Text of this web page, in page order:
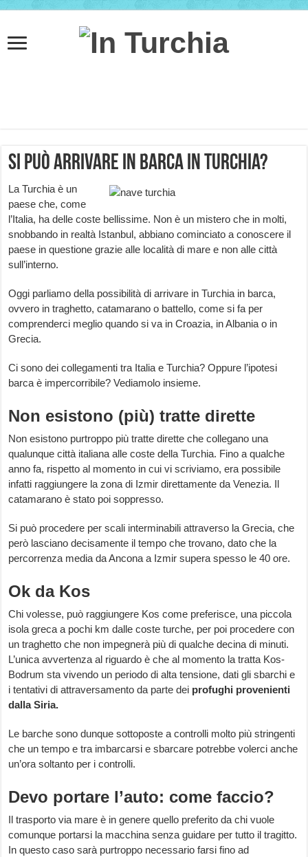
Si può arrivare in barca in Turchia?
La Turchia è un
paese che, come
l’Italia, ha delle coste bellissime. Non è un mistero che in molti,
snobbando in realtà Istanbul, abbiano cominciato a conoscere il
paese in questione grazie alle località di mare e non alle città
sull’interno.
Oggi parliamo della possibilità di arrivare in Turchia in barca,
ovvero in traghetto, catamarano o battello, come si fa per
comprenderci meglio quando si va in Croazia, in Albania o in
Grecia.
Ci sono dei collegamenti tra Italia e Turchia? Oppure l’ipotesi
barca è impercorribile? Vediamolo insieme.
Non esistono (più) tratte dirette
Non esistono purtroppo più tratte dirette che collegano una
qualunque città italiana alle coste della Turchia. Fino a qualche
anno fa, rispetto al momento in cui vi scriviamo, era possibile
infatti raggiungere la zona di Izmir direttamente da Venezia. Il
catamarano è stato poi soppresso.
Si può procedere per scali interminabili attraverso la Grecia, che
però lasciano decisamente il tempo che trovano, dato che la
percorrenza media da Ancona a Izmir supera spesso le 40 ore.
Ok da Kos
Chi volesse, può raggiungere Kos come preferisce, una piccola
isola greca a pochi km dalle coste turche, per poi procedere con
un traghetto che non impegnerà più di qualche decina di minuti.
L’unica avvertenza al riguardo è che al momento la tratta Kos-
Bodrum sta vivendo un periodo di alta tensione, dati gli sbarchi e
i tentativi di attraversamento da parte dei profughi provenienti
dalla Siria.
Le barche sono dunque sottoposte a controlli molto più stringenti
che un tempo e tra imbarcarsi e sbarcare potrebbe volerci anche
un’ora soltanto per i controlli.
Devo portare l’auto: come faccio?
Il trasporto via mare è in genere quello preferito da chi vuole
comunque portarsi la macchina senza guidare per tutto il tragitto.
In questo caso sarà purtroppo necessario farsi fino ad